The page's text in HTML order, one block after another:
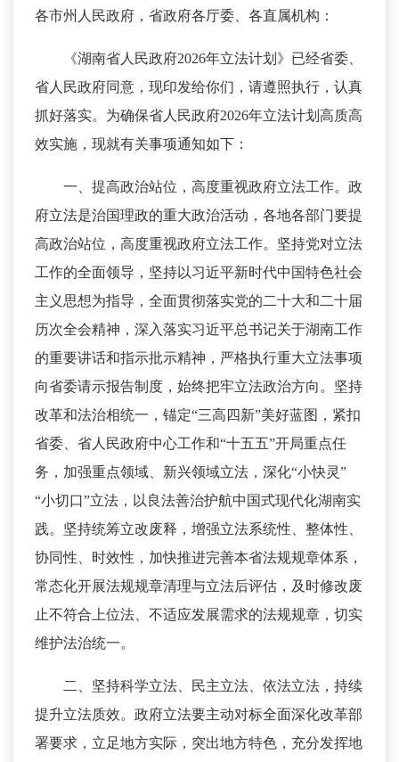
各市州人民政府，省政府各厅委、各直属机构：
《湖南省人民政府2026年立法计划》已经省委、
省人民政府同意，现印发给你们，请遵照执行，认真
抓好落实。为确保省人民政府2026年立法计划高质高
效实施，现就有关事项通知如下：
一、提高政治站位，高度重视政府立法工作。政
府立法是治国理政的重大政治活动，各地各部门要提
高政治站位，高度重视政府立法工作。坚持党对立法
工作的全面领导，坚持以习近平新时代中国特色社会
主义思想为指导，全面贯彻落实党的二十大和二十届
历次全会精神，深入落实习近平总书记关于湖南工作
的重要讲话和指示批示精神，严格执行重大立法事项
向省委请示报告制度，始终把牢立法政治方向。坚持
改革和法治相统一，锚定“三高四新”美好蓝图，紧扣
省委、省人民政府中心工作和“十五五”开局重点任
务，加强重点领域、新兴领域立法，深化“小快灵”
“小切口”立法，以良法善治护航中国式现代化湖南实
践。坚持统筹立改废释，增强立法系统性、整体性、
协同性、时效性，加快推进完善本省法规规章体系，
常态化开展法规规章清理与立法后评估，及时修改废
止不符合上位法、不适应发展需求的法规规章，切实
维护法治统一。
二、坚持科学立法、民主立法、依法立法，持续
提升立法质效。政府立法要主动对标全面深化改革部
署要求，立足地方实际，突出地方特色，充分发挥地